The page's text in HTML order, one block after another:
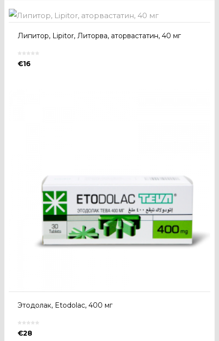
Липитор, Lipitor, Литорва, аторвастатин, 40 мг
€16
Этодолак, Etodolac, 400 мг
€28